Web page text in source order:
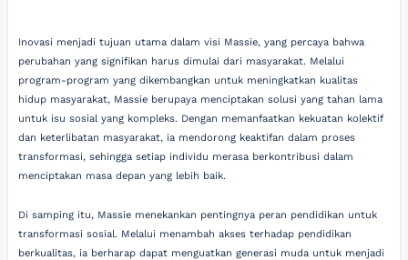
Inovasi menjadi tujuan utama dalam visi Massie, yang percaya bahwa
perubahan yang signifikan harus dimulai dari masyarakat. Melalui
program-program yang dikembangkan untuk meningkatkan kualitas
hidup masyarakat, Massie berupaya menciptakan solusi yang tahan lama
untuk isu sosial yang kompleks. Dengan memanfaatkan kekuatan kolektif
dan keterlibatan masyarakat, ia mendorong keaktifan dalam proses
transformasi, sehingga setiap individu merasa berkontribusi dalam
menciptakan masa depan yang lebih baik.
Di samping itu, Massie menekankan pentingnya peran pendidikan untuk
transformasi sosial. Melalui menambah akses terhadap pendidikan
berkualitas, ia berharap dapat menguatkan generasi muda untuk menjadi